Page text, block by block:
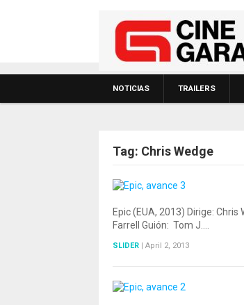
NOTICIAS TRAILERS
Tag: Chris Wedge
Epic (EUA, 2013) Dirige:
Farrell Guión: Tom J.…
SLIDER | April 2, 2013